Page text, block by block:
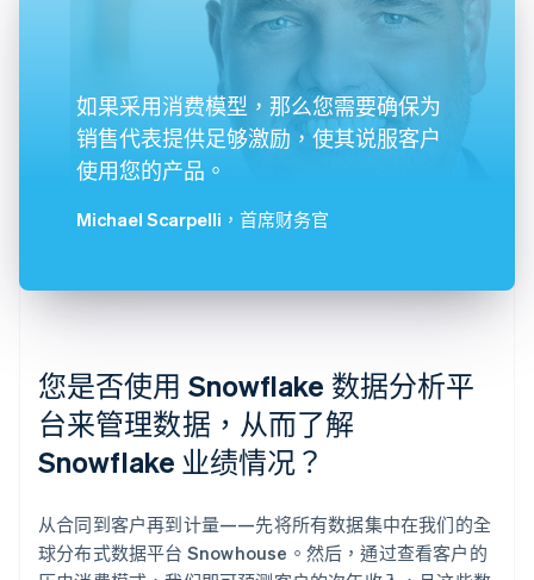
如果采用消费模型，那么您需要确保为
销售代表提供足够激励，使其说服客户
使用您的产品。
Michael Scarpelli ，首席财务官
您是否使用 Snowflake 数据分析平
台来管理数据，从而了解
Snowflake 业绩情况？
从合同到客户再到计量——先将所有数据集中在我们的全
球分布式数据平台 Snowhouse。然后，通过查看客户的